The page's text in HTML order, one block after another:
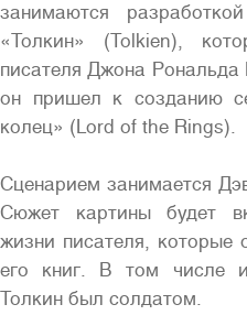
Полная версия сайта
занимаются
«Толкин» (Tolkien),
писателя Джона
он пришел к созданию
колец» (Lord of the Rings).
Сценарием занимается
Сюжет картины будет
жизни писателя, которые
его книг. В том числе
Толкин был солдатом.